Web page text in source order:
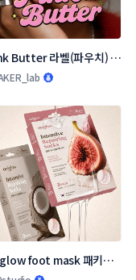
Butter 라벨(파우치) 콘
트
foot mask 패키지
인